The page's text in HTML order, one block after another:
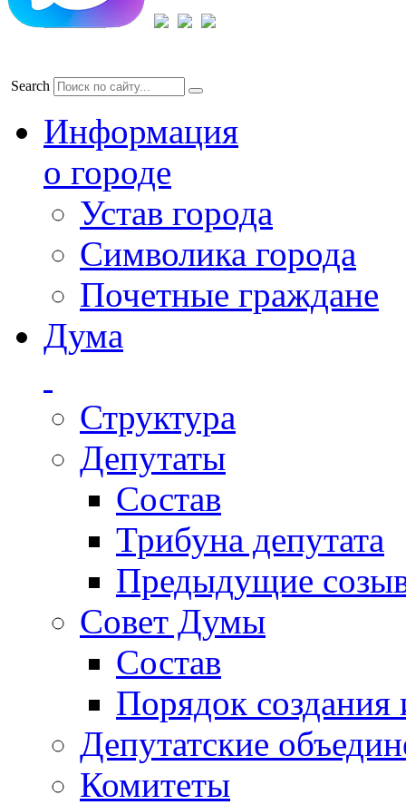
Search
Информация
о городе
Устав города
Символика города
Почетные граждане
Дума
Структура
Депутаты
Состав
Трибуна депутата
Предыдущие
Совет Думы
Состав
Порядок создания
Депутатские
Комитеты